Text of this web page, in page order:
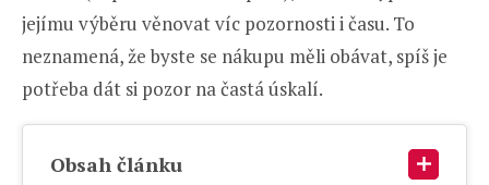
jejímu výběru věnovat víc pozornosti i času. To
neznamená, že byste se nákupu měli obávat, spíš je
potřeba dát si pozor na častá úskalí.
Obsah článku